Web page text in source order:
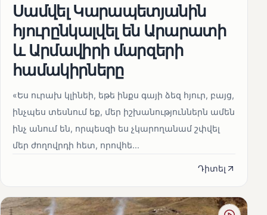
Սամվել Կարապետյանին
հյուրընկալվել են Արարատի
և Արմավիրի մարզերի
համակիրները
«Ես ուրախ կլինեի, եթե ինքս գայի ձեզ հյուր, բայց,
ինչպես տեսնում եք, մեր իշխանություններն ամեն
ինչ անում են, որպեսզի ես չկարողանամ շփվել
մեր ժողովրդի հետ, որովհե...
Դիտել